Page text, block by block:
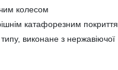
колесом
катафорезним
виконане з нержавіючої